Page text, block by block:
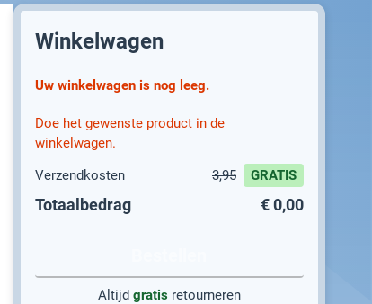
Winkelwagen
Uw winkelwagen is nog leeg.
Doe het gewenste product in de
winkelwagen.
Verzendkosten
3,95 GRATIS
Totaalbedrag € 0,00
Altijd gratisretourneren